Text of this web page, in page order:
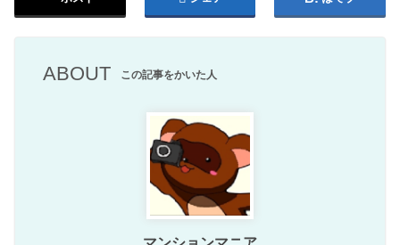
ABOUT この記事をかいた人